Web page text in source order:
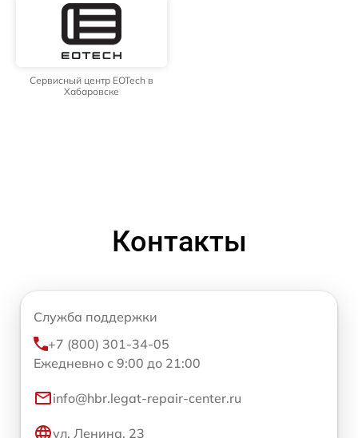
Сервисный центр EOTech в
Хабаровске
Контакты
Служба поддержки
+7 (800) 301-34-05
Ежедневно с 9:00 до 21:00
info@hbr.legat-repair-center.ru
ул. Ленина, 23